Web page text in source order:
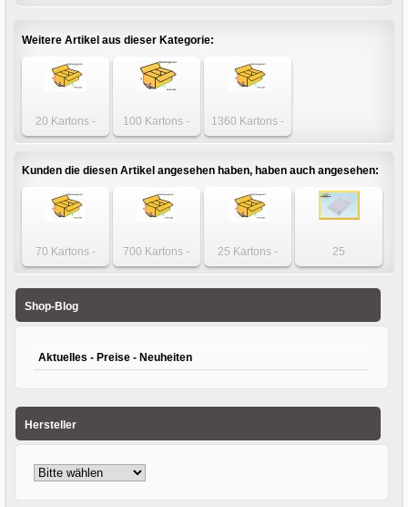
Weitere Artikel aus dieser Kategorie:
20 Kartons -
Karton 340 x 320
einwellig
100 Kartons -
Karton 340 x 320
einwellig
1360 Kartons -
Karton 340 x 320
einwellig
Kunden die diesen Artikel angesehen haben, haben auch angesehen:
70 Kartons -
Karton 600 x 600
zweiwellig
700 Kartons -
Karton 350 x 350
25 Kartons -
Karton 265 x 103
25
Luftpolstertaschen
Shop-Blog
Aktuelles - Preise - Neuheiten
Hersteller